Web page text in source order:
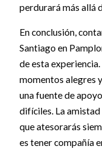
perdurará más allá
En conclusión,
Santiago en
de esta
momentos alegres
una fuente de
difíciles. La
que atesorarás
es tener compañía